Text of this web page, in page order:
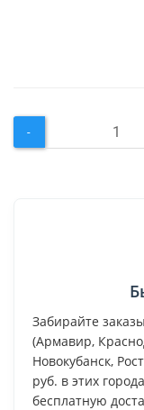
-
Забирайте
(Армавир,
Новокубанск,
руб. в этих
бесплатную